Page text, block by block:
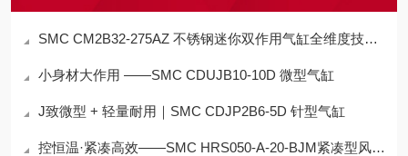
SMC CM2B32-275AZ 不锈钢迷你双作用气缸全维度技术解析与工程应用指南
小身材大作用 ——SMC CDUJB10‑10D 微型气缸
J致微型 + 轻量耐用｜SMC CDJP2B6-5D 针型气缸
控恒温·紧凑高效——SMC HRS050-A-20-BJM紧凑型风冷式温控冷水机